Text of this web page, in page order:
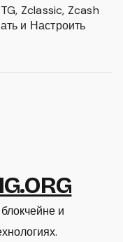
Zclassic, Zcash
и Настроить
и